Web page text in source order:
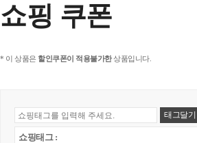
쇼핑 쿠폰
* 이 상품은 할인쿠폰이 적용불가한상품입니다.
태그달기
쇼핑태그 :